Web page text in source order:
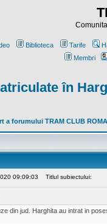
Biblioteca Tarife
Membri
în
a forumului TRAM CLUB
09:09:03 Titlul subiectului:
din jud. Harghita au intrat in